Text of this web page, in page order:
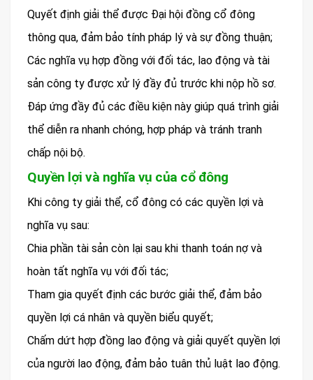
Quyết định giải thể được Đại hội đồng cổ đông
thông qua, đảm bảo tính pháp lý và sự đồng thuận;
Các nghĩa vụ hợp đồng với đối tác, lao động và tài
sản công ty được xử lý đầy đủ trước khi nộp hồ sơ.
Đáp ứng đầy đủ các điều kiện này giúp quá trình giải
thể diễn ra nhanh chóng, hợp pháp và tránh tranh
chấp nội bộ.
Quyền lợi và nghĩa vụ của cổ đông
Khi công ty giải thể, cổ đông có các quyền lợi và
nghĩa vụ sau:
Chia phần tài sản còn lại sau khi thanh toán nợ và
hoàn tất nghĩa vụ với đối tác;
Tham gia quyết định các bước giải thể, đảm bảo
quyền lợi cá nhân và quyền biểu quyết;
Chấm dứt hợp đồng lao động và giải quyết quyền lợi
của người lao động, đảm bảo tuân thủ luật lao động.